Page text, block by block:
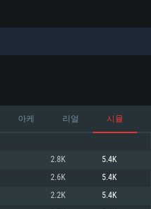
아케 리얼 시뮬
2.8K 5.4K
2.6K 5.4K
2.2K 5.4K